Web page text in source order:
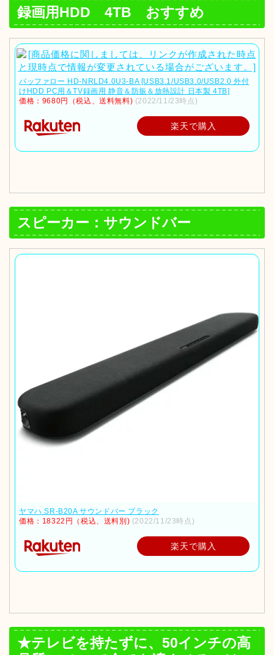
録画用HDD 4TB おすすめ
バッファロー HD-NRLD4.0U3-BA [USB3.1/USB3.0/USB2.0 外付
けHDD PC用＆TV録画用 静音＆防振＆放熱設計 日本製 4TB]
価格：9680円（税込、送料無料) (2022/11/23時点)
楽天で購入
スピーカー：サウンドバー
ヤマハ SR-B20A サウンドバー ブラック
価格：18322円（税込、送料別) (2022/11/23時点)
楽天で購入
★テレビを持たずに、50インチの高